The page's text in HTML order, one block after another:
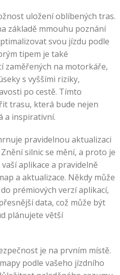
uložení oblíbených tras.
základě mmouhu poznání
svou jízdu podle
tipem je také
zaměřených na motorkáře,
s vyššími riziky,
po cestě. Tímto
trasu, která bude nejen
a inspirativní.
pravidelnou aktualizaci
silnic se mění, a proto je
aplikace a pravidelně
a aktualizace. Někdy může
prémiových verzí aplikací,
data, což může být
plánujete větší
je na prvním místě.
podle vašeho jízdního